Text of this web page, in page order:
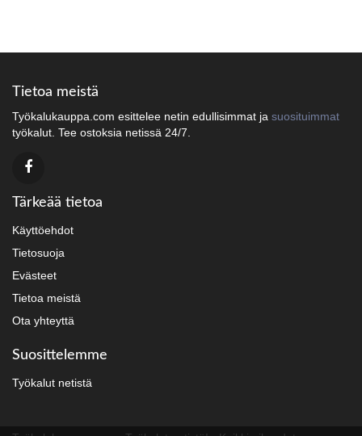
Tietoa meistä
Työkalukauppa.com esittelee netin edullisimmat ja suosituimmat
työkalut. Tee ostoksia netissä 24/7.
Tärkeää tietoa
Käyttöehdot
Tietosuoja
Evästeet
Tietoa meistä
Ota yhteyttä
Suosittelemme
Työkalut netistä